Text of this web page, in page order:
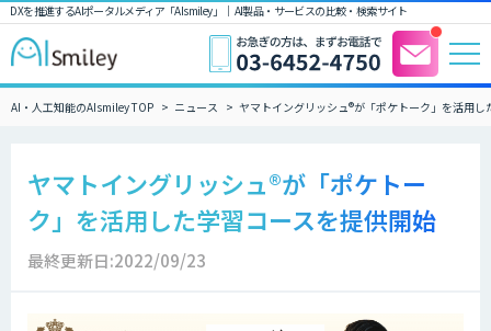
DXを推進するAIポータルメディア「AIsmiley」｜ AI製品・サービスの比較・検索サイト
AI・人工知能のAIsmiley TOP ニュース ヤマトイングリッシュ®が「ポケトーク」を活用し
ヤマトイングリッシュ®が「ポケトー
ク」を活用した学習コースを提供開始
最終更新日:2022/09/23